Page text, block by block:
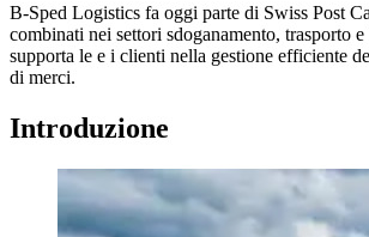
B-Sped Logistics fa oggi parte di Swiss Post
combinati nei settori sdoganamento, trasporto
supporta le e i clienti nella gestione efficiente
di merci.
Introduzione